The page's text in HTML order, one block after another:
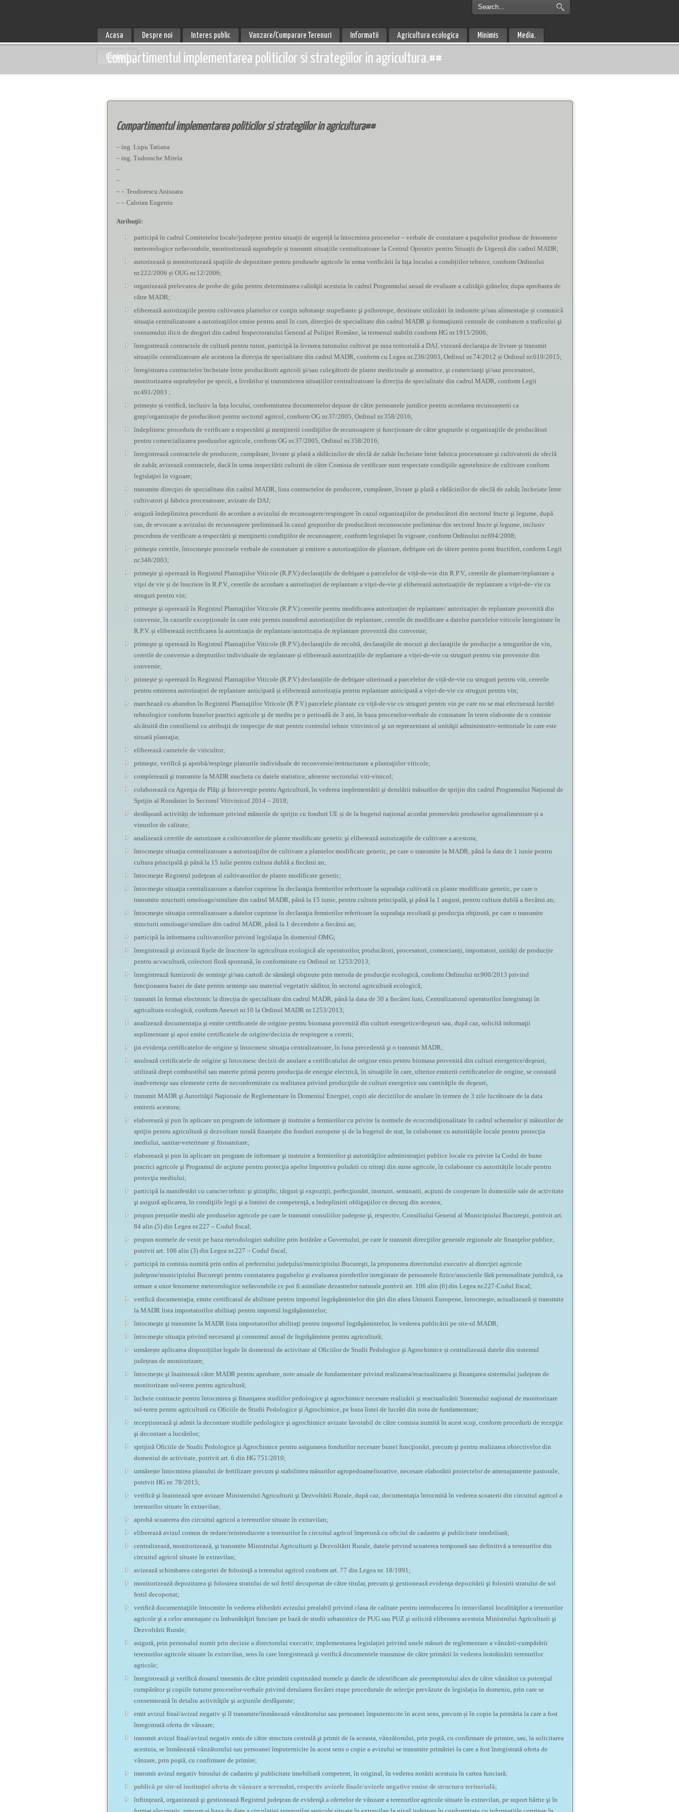
Acasa Despre noi Interes public Vanzare/Cumparare Terenuri Informatii Agricultura ecologica Minimis Media.
Contact
Compartimentul implementarea politicilor si strategiilor in agricultura.##
Compartimentul implementarea politicilor si strategiilor in agricultura##
– ing. Lupu Tatiana
– ing. Tudorache Mirela
–
–
– – Teodorescu Anisoara
– – Caloian Eugeniu
Atribuţii:
participă în cadrul Comitetelor locale/județene pentru situații de urgență la întocmirea proceselor – verbale de constatare a pagubelor produse de fenomene
meteorologice nefavorabile, monitorizează suprafeţele și transmit situațiile centralizatoare la Centrul Operativ pentru Situații de Urgență din cadrul MADR;
autorizează și monitorizează spaţiile de depozitare pentru produsele agricole în urma verificării la faţa locului a condițiilor tehnice, conform Ordinului
nr.222/2006 și OUG nr.12/2006;
organizează prelevarea de probe de grâu pentru determinarea calităţii acestuia în cadrul Programului anual de evaluare a calităţii grânelor, dupa aprobarea de
către MADR;
eliberează autorizaţiile pentru cultivarea plantelor ce conţin substanţe stupefiante şi psihotrope, destinate utilizării în industrie şi/sau alimentaţie și comunică
situaţia centralizatoare a autorizaţiilor emise pentru anul în curs, direcţiei de specialitate din cadrul MADR şi formaţiunii centrale de combatere a traficului şi
consumului ilicit de droguri din cadrul Inspectoratului General al Poliţiei Române, la termenul stabilit conform HG nr.1915/2006;
înregistrează contractele de cultură pentru tutun, participă la livrarea tutunului cultivat pe raza teritorială a DAJ, vizează declaraţia de livrare și transmit
situațiile centralizatoare ale acestora la direcția de specialitate din cadrul MADR, conform cu Legea nr.236/2003, Ordinul nr.74/2012 și Ordinul nr.619/2015;
înregistrarea contractelor încheiate între producătorii agricoli şi/sau culegătorii de plante medicinale şi aromatice, şi comercianţi şi/sau procesatori,
monitorizarea suprafețelor pe specii, a livrărilor și transmiterea situațiilor centralizatoare la direcția de specialitate din cadrul MADR, conform Legii
nr.491/2003 ;
primește și verifică, inclusiv la fața locului, conformitatea documentelor depuse de către persoanele juridice pentru acordarea recunoașterii ca
grup/organizație de producători pentru sectorul agricol, conform OG nr.37/2005, Ordinul nr.358/2016;
îndeplinesc procedura de verificare a respectării şi menţinerii condiţiilor de recunoaştere și funcționare de către grupurile și organizaţiile de producători
pentru comercializarea produselor agricole, conform OG nr.37/2005, Ordinul nr.358/2016;
înregistrează contractele de producere, cumpărare, livrare şi plată a rădăcinilor de sfeclă de zahăr încheiate între fabrica procesatoare şi cultivatorii de sfeclă
de zahăr, avizează contractele, dacă în urma inspectării culturii de către Comisia de verificare sunt respectate condiţiile agrotehnice de cultivare conform
legislaţiei în vigoare;
transmite direcţiei de specialitate din cadrul MADR, lista contractelor de producere, cumpărare, livrare şi plată a rădăcinilor de sfeclă de zahăr, încheiate între
cultivatori şi fabrica procesatoare, avizate de DAJ;
asigură îndeplinirea procedurii de acordare a avizului de recunoaştere/respingere în cazul organizaţiilor de producători din sectorul fructe şi legume, după
caz, de revocare a avizului de recunoaştere preliminară în cazul grupurilor de producători recunoscute preliminar din sectorul fructe şi legume, inclusiv
procedura de verificare a respectării şi menţinerii condiţiilor de recunoaştere, conform legislaţiei în vigoare, conform Ordinului nr.694/2008;
primeşte cererile, întocmeşte procesele verbale de constatare şi emitere a autorizaţiilor de plantare, defrişare ori de tăiere pentru pomi fructiferi, conform Legii
nr.348/2003;
primeşte şi operează în Registrul Plantaţiilor Viticole (R.P.V.) declarațiile de defrişare a parcelelor de viță-de-vie din R.P.V., cererile de plantare/replantare a
viţei de vie și de înscriere în R.P.V., cererile de acordare a autorizației de replantare a viţei-de-vie şi eliberează autorizațiile de replantare a viţei-de- vie cu
struguri pentru vin;
primeşte şi operează în Registrul Plantaţiilor Viticole (R.P.V.) cererile pentru modificarea autorizației de replantare/ autorizației de replantare provenită din
conversie, în cazurile excepționale în care este permis transferul autorizațiilor de replantare, cererile de modificare a datelor parcelelor viticole înregistrate în
R.P.V. și eliberează rectificarea la autorizația de replantare/autorizația de replantare provenită din conversie;
primeşte şi operează în Registrul Plantaţiilor Viticole (R.P.V.) declaraţiile de recoltă, declaraţiile de stocuri şi declaraţiile de producție a strugurilor de vin,
cererile de conversie a drepturilor individuale de replantare și eliberează autorizațiile de replantare a viței-de-vie cu struguri pentru vin provenite din
conversie;
primeşte şi operează în Registrul Plantaţiilor Viticole (R.P.V.) declarațiile de defrişare ulterioară a parcelelor de viță-de-vie cu struguri pentru vin, cererile
pentru emiterea autorizației de replantare anticipată și eliberează autorizația pentru replantare anticipată a viței-de-vie cu struguri pentru vin;
marchează cu abandon în Registrul Plantaţiilor Viticole (R.P.V.) parcelele plantate cu viță-de-vie cu struguri pentru vin pe care nu se mai efectuează lucrări
tehnologice conform bunelor practici agricole şi de mediu pe o perioadă de 3 ani, în baza proceselor-verbale de constatare în teren elaborate de o comisie
alcătuită din consilierul cu atribuţii de inspecţie de stat pentru controlul tehnic vitivinicol şi un reprezentant al unităţii administrativ-teritoriale în care este
situată plantaţia;
eliberează carnetele de viticultor;
primeşte, verifică şi aprobă/respinge planurile individuale de reconversie/restructurare a plantaţiilor viticole;
completează şi transmite la MADR macheta cu datele statistice, aferente sectorului viti-vinicol;
colaborează cu Agenţia de Plăţi şi Intervenţie pentru Agricultură, în vederea implementării şi derulării măsurilor de sprijin din cadrul Programului Național de
Sprijin al României în Sectorul Vitivinicol 2014 – 2018;
desfășoară activități de informare privind măsurile de sprijin cu fonduri UE și de la bugetul național acordat promovării produselor agroalimentare și a
vinurilor de calitate;
analizează cererile de autorizare a cultivatorilor de plante modificate genetic şi eliberează autorizaţiile de cultivare a acestora;
întocmeşte situaţia centralizatoare a autorizaţiilor de cultivare a plantelor modificate genetic, pe care o transmite la MADR, până la data de 1 iunie pentru
cultura principală şi până la 15 iulie pentru cultura dublă a fiecărui an;
întocmeşte Registrul judeţean al cultivatorilor de plante modificate genetic;
întocmeşte situaţia centralizatoare a datelor cuprinse în declaraţia fermierilor referitoare la suprafaţa cultivată cu plante modificate genetic, pe care o
transmite structurii omoloage/similare din cadrul MADR, până la 15 iunie, pentru cultura principală, şi până la 1 august, pentru cultura dublă a fiecărui an;
întocmeşte situaţia centralizatoare a datelor cuprinse în declaraţia fermierilor referitoare la suprafaţa recoltată şi producţia obţinută, pe care o transmite
structurii omoloage/similare din cadrul MADR, până la 1 decembrie a fiecărui an;
participă la informarea cultivatorilor privind legislaţia în domeniul OMG;
înregistrează şi avizează fișele de înscriere în agricultura ecologică ale operatorilor, producători, procesatori, comercianți, importatori, unități de producție
pentru acvacultură, colectori floră spontană, în conformitate cu Ordinul nr. 1253/2013;
înregistrează furnizorii de seminţe şi/sau cartofi de sămânţă obţinute prin metoda de producţie ecologică, conform Ordinului nr.900/2013 privind
funcţionarea bazei de date pentru seminţe sau material vegetativ săditor, în sectorul agricultură ecologică;
transmit în format electronic la direcția de specialitate din cadrul MADR, până la data de 30 a fiecărei luni, Centralizatorul operatorilor înregistraţi în
agricultura ecologică, conform Anexei nr.10 la Ordinul MADR nr.1253/2013;
analizează documentaţia şi emite certificatele de origine pentru biomasa provenită din culturi energetice/deşeuri sau, după caz, solicită informaţii
suplimentare şi apoi emite certificatele de origine/decizia de respingere a cererii;
ţin evidenţa certificatelor de origine și întocmesc situaţia centralizatoare, în luna precedentă şi o transmit MADR;
anulează certificatele de origine şi întocmesc decizii de anulare a certificatului de origine emis pentru biomasa provenită din culturi energetice/deşeuri,
utilizată drept combustibil sau materie primă pentru producţia de energie electrică, în situaţiile în care, ulterior emiterii certificatelor de origine, se constată
inadvertenţe sau elemente certe de neconformitate cu realitatea privind producţiile de culturi energetice sau cantităţile de deşeuri;
transmit MADR şi Autorităţii Naţionale de Reglementare în Domeniul Energiei, copii ale deciziilor de anulare în termen de 3 zile lucrătoare de la data
emiterii acestora;
elaborează și pun în aplicare un program de informare şi instruire a fermierilor cu privire la normele de ecocondiţionalitate în cadrul schemelor și măsurilor de
sprijin pentru agricultură și dezvoltare rurală finanțate din fonduri europene și de la bugetul de stat, în colaborare cu autoritățile locale pentru protecţia
mediului, sanitar-veterinare și fitosanitare;
elaborează și pun în aplicare un program de informare şi instruire a fermierilor şi autorităţilor administraţiei publice locale cu privire la Codul de bune
practici agricole şi Programul de acţiune pentru protecţia apelor împotriva poluării cu nitraţi din surse agricole, în colaborare cu autoritățile locale pentru
protecţia mediului;
participă la manifestări cu caracter tehnic şi ştiinţific, târguri şi expoziţii, perfecţionări, instruiri, seminarii, acţiuni de cooperare în domeniile sale de activitate
şi asigură aplicarea, în condiţiile legii şi a limitei de competenţă, a îndeplinirii obligaţiilor ce decurg din acestea;
propun prețurile medii ale produselor agricole pe care le transmit consiliilor judeţene şi, respectiv, Consiliului General al Municipiului Bucureşti, potrivit art.
84 alin.(5) din Legea nr.227 – Codul fiscal;
propun normele de venit pe baza metodologiei stabilite prin hotărâre a Guvernului, pe care le transmit direcţiilor generale regionale ale finanţelor publice,
potrivit art. 106 alin (3) din Legea nr.227 – Codul fiscal;
participă in comisia numită prin ordin al prefectului judeţului/municipiului Bucureşti, la propunerea directorului executiv al direcţiei agricole
judeţene/municipiului Bucureşti pentru constatarea pagubelor şi evaluarea pierderilor inregistate de persoanele fizice/asocierile fără personalitate juridică, ca
urmare a unor fenomene meteorologice nefavorabile ce pot fi asimilate dezastrelor naturale,potrivit art. 106 alin (6) din Legea nr.227-Codul fiscal;
verifică documentaţia, emite certificatul de abilitare pentru importul îngrăşămintelor din ţări din afara Uniunii Europene, întocmeşte, actualizează și transmite
la MADR lista importatorilor abilitaţi pentru importul îngrăşămintelor;
întocmeşte şi transmite la MADR lista importatorilor abilitaţi pentru importul îngrăşămintelor, în vederea publicării pe site-ul MADR;
întocmeşte situaţia privind necesarul şi consumul anual de îngrăşăminte pentru agricultură;
urmărește aplicarea dispozițiilor legale în domeniul de activitate al Oficiilor de Studii Pedologice şi Agrochimice și centralizează datele din sistemul
județean de monitorizare;
întocmește şi înaintează către MADR pentru aprobare, note anuale de fundamentare privind realizarea/reactualizarea şi finanţarea sistemului judeţean de
monitorizare sol-teren pentru agricultură;
încheie contracte pentru întocmirea şi finanţarea studiilor pedologice şi agrochimice necesare realizării și reactualizării Sistemului naţional de monitorizare
sol-teren pentru agricultură cu Oficiile de Studii Pedologice şi Agrochimice, pe baza listei de lucrări din nota de fundamentare;
recepționează şi admit la decontare studiile pedologice şi agrochimice avizate favorabil de către comisia numită în acest scop, conform procedurii de recepţie
şi decontare a lucrărilor;
sprijină Oficiile de Studii Pedologice şi Agrochimice pentru asigurarea fondurilor necesare bunei funcţionări, precum şi pentru realizarea obiectivelor din
domeniul de activitate, potrivit art. 6 din HG 751/2010;
urmărește întocmirea planului de fertilizare precum şi stabilirrea măsurilor agropedoameliorative, necesare elaborării proiectelor de amenajamente pastorale,
potrivit HG nr. 78/2015;
verifică şi înaintează spre avizare Ministerului Agriculturii şi Dezvoltării Rurale, după caz, documentaţia întocmită în vederea scoaterii din circuitul agricol a
terenurilor situate în extravilan;
aprobă scoaterea din circuitul agricol a terenurilor situate în extravilan;
eliberează avizul comun de redare/reintroducere a terenurilor în circuitul agricol împreună cu oficiul de cadastru şi publicitate imobiliară;
centralizează, monitorizează, şi transmite Ministrului Agriculturii şi Dezvoltării Rurale, datele privind scoaterea temporară sau definitivă a terenurilor din
circuitul agricol situate în extravilan;
avizează schimbarea categoriei de folosinţă a terenului agricol conform art. 77 din Legea nr. 18/1991;
monitorizează depozitarea şi folosirea stratului de sol fertil decopertat de către titular, precum şi gestionează evidenţa depozitării şi folosirii stratului de sol
fertil decopertat;
verifică documentaţiile întocmite în vederea eliberării avizului prealabil privind clasa de calitate pentru introducerea în intravilanul localităţilor a terenurilor
agricole şi a celor amenajate cu îmbunătăţiri funciare pe bază de studii urbanistice de PUG sau PUZ şi solicită eliberarea acestuia Ministrului Agriculturii şi
Dezvoltării Rurale;
asigură, prin personalul numit prin decizie a directorului executiv, implementarea legislației privind unele măsuri de reglementare a vânzării-cumpărării
terenurilor agricole situate în extravilan, sens în care înregistrează şi verifică documentele transmise de către primării în vederea înstrăinării terenurilor
agricole;
înregistrează şi verifică dosarul transmis de către primării cuprinzând numele şi datele de identificare ale preemptorului ales de către vânzător ca potenţial
cumpărător şi copiile tuturor proceselor-verbale privind derularea fiecărei etape procedurale de selecţie prevăzute de legislația în domeniu, prin care se
consemnează în detaliu activităţile şi acţiunile desfăşurate;
emit avizul final/avizul negativ și îl transmite/înmânează vânzătorului sau persoanei împuternicite în acest sens, precum și în copie la primăria la care a fost
înregistrată oferta de vânzare;
transmit avizul final/avizul negativ emis de către structura centrală şi primit de la aceasta, vânzătorului, prin poştă, cu confirmare de primire, sau, la solicitarea
acestuia, se înmânează vânzătorului sau persoanei împuternicite în acest sens o copie a avizului se transmite primăriei la care a fost înregistrată oferta de
vânzare, prin poştă, cu confirmare de primire;
transmit avizul negativ biroului de cadastru şi publicitate imobiliară competent, în original, în vederea notării acestuia în cartea funciară;
publică pe site-ul instituţiei oferta de vânzare a terenului, respectiv avizele finale/avizele negative emise de structura teritorială;
înfiinţează, organizează şi gestionează Registrul judeţean de evidenţă a ofertelor de vânzare a terenurilor agricole situate în extravilan, pe suport hârtie şi în